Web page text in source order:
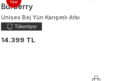
Burberry
Unisex Bej Yün Karışımlı Atkı
14.399 TL